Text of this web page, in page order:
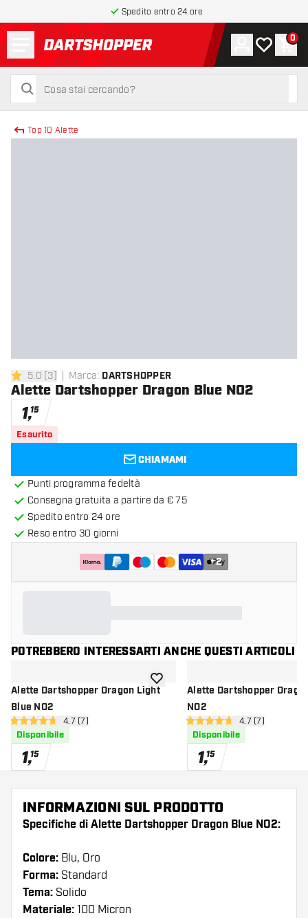
Spedito entro 24 ore
torna alla home page
cerca
cerca
Account
La mia0
Top 10 Alette
5 stelle di valutazione
5.0 [3] Marca: DARTSHOPPER
Alette Dartshopper Dragon Blue NO2
1,15
Esaurito
CHIAMAMI
Punti programma fedeltà
Consegna gratuita a partire da € 75
Spedito entro 24 ore
Reso entro 30 giorni
+2
POTREBBERO INTERESSARTI ANCHE QUESTI ARTICOLI
Alette Dartshopper Dragon Light
Blue NO2
apri pannello recensioni
4.7 stelle di valutazione
4.7 (7)
Disponibile
1,15
aggiungi alla lista dei desideri
Alette Dartshopper
NO2
apri pannello
4.7 stelle di valutazione
4.7 (7)
Disponibile
1,15
INFORMAZIONI SUL PRODOTTO
Specifiche di Alette Dartshopper Dragon Blue NO2:
Colore: Blu, Oro
Forma: Standard
Tema: Solido
Materiale: 100 Micron